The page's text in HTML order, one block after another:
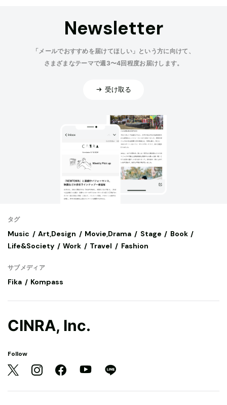
Newsletter
「メールでおすすめを届けてほしい」という方に向けて、
さまざまなテーマで週3〜4回程度お届けします。
受け取る
タグ
Music Art,Design Movie,Drama Stage
Book
Life&Society
Work Travel Fashion
サブメディア
Fika Kompass
CINRA, Inc.
Follow